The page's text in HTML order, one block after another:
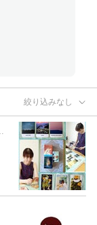
絞り込みなし